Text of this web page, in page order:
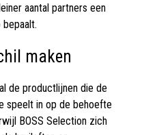
aantal partners een
maken
de productlijnen die de
speelt in op de behoefte
BOSS Selection zich